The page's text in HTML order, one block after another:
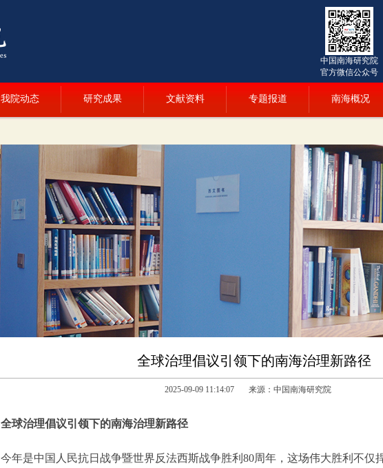
中国南海研究院
官方微信公众号
我院动态 研究成果 文献资料 专题报道 南海概况
全球治理倡议引领下的南海治理新路径
2025-09-09 11:14:07 来源：中国南海研究院
全球治理倡议引领下的南海治理新路径
今年是中国人民抗日战争暨世界反法西斯战争胜利80周年，这场伟大胜利不仅